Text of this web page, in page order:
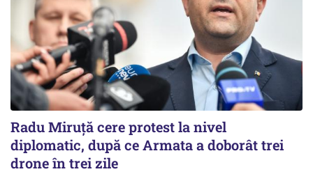
Radu Miruţă cere protest la nivel
diplomatic, după ce Armata a doborât trei
drone în trei zile